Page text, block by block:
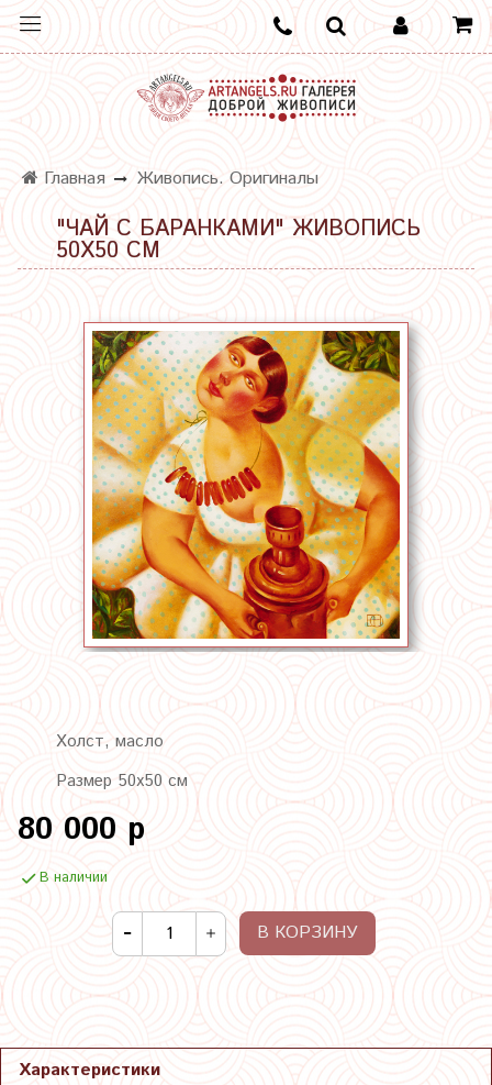
Главная Живопись. Оригиналы
"ЧАЙ С БАРАНКАМИ" ЖИВОПИСЬ
50Х50 СМ
Холст, масло
Размер 50х50 см
80 000 р
В наличии
В КОРЗИНУ
Характеристики